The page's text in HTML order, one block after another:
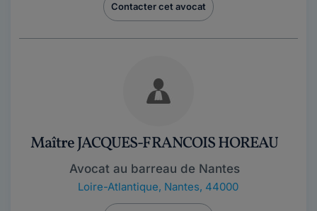
Contacter cet avocat
Maître JACQUES-FRANCOIS HOREAU
Avocat au barreau de Nantes
Loire-Atlantique, Nantes, 44000